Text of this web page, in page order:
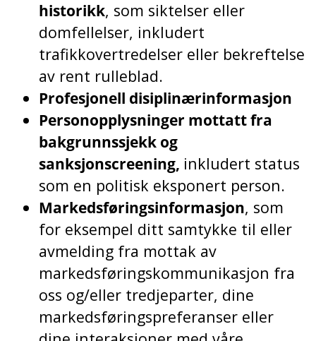
historikk, som siktelser eller
domfellelser, inkludert
trafikkovertredelser eller bekreftelse
av rent rulleblad.
Profesjonell disiplinærinformasjon
Personopplysninger mottatt fra
bakgrunnssjekk og
sanksjonscreening, inkludert status
som en politisk eksponert person.
Markedsføringsinformasjon, som
for eksempel ditt samtykke til eller
avmelding fra mottak av
markedsføringskommunikasjon fra
oss og/eller tredjeparter, dine
markedsføringspreferanser eller